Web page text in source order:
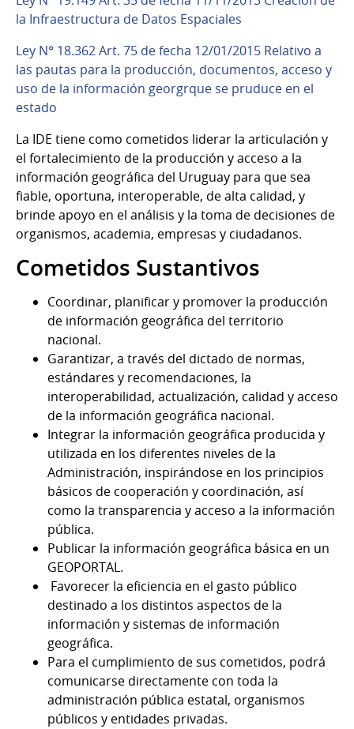
la Infraestructura de Datos Espaciales
Ley N° 18.362 Art. 75 de fecha 12/01/2015 Relativo a
las pautas para la producción, documentos, acceso y
uso de la información georgrque se pruduce en el
estado
La IDE tiene como cometidos liderar la articulación y
el fortalecimiento de la producción y acceso a la
información geográfica del Uruguay para que sea
fiable, oportuna, interoperable, de alta calidad, y
brinde apoyo en el análisis y la toma de decisiones de
organismos, academia, empresas y ciudadanos.
Cometidos Sustantivos
Coordinar, planificar y promover la producción
de información geográfica del territorio
nacional.
Garantizar, a través del dictado de normas,
estándares y recomendaciones, la
interoperabilidad, actualización, calidad y acceso
de la información geográfica nacional.
Integrar la información geográfica producida y
utilizada en los diferentes niveles de la
Administración, inspirándose en los principios
básicos de cooperación y coordinación, así
como la transparencia y acceso a la información
pública.
Publicar la información geográfica básica en un
GEOPORTAL.
Favorecer la eficiencia en el gasto público
destinado a los distintos aspectos de la
información y sistemas de información
geográfica.
Para el cumplimiento de sus cometidos, podrá
comunicarse directamente con toda la
administración pública estatal, organismos
públicos y entidades privadas.